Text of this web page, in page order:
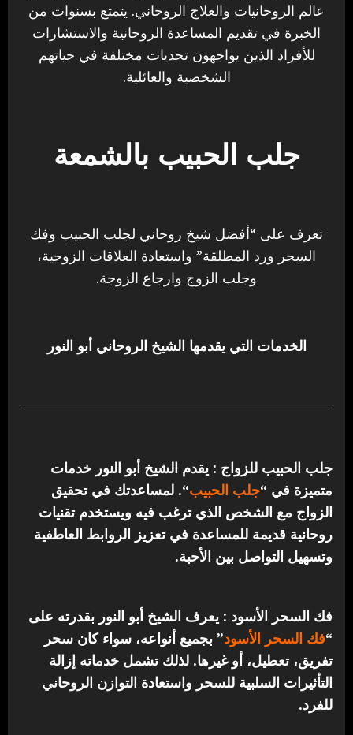
عالم الروحانيات والعلاج الروحاني. يتمتع بسنوات من
الخبرة في تقديم المساعدة الروحانية والاستشارات
للأفراد الذين يواجهون تحديات مختلفة في حياتهم
الشخصية والعائلية.
جلب الحبيب بالشمعة
تعرف على “أفضل شيخ روحاني لجلب الحبيب وفك
السحر ورد المطلقة” واستعادة العلاقات الزوجية،
وجلب الزوج وارجاع الزوجة.
الخدمات التي يقدمها الشيخ الروحاني أبو النور
جلب الحبيب للزواج : يقدم الشيخ أبو النور خدمات
متميزة في “جلب الحبيب“. لمساعدتك في تحقيق
الزواج مع الشخص الذي ترغب فيه ويستخدم تقنيات
روحانية قديمة للمساعدة في تعزيز الروابط العاطفية
وتسهيل التواصل بين الأحبة.
فك السحر الأسود : يعرف الشيخ أبو النور بقدرته على
“فك السحر الأسود” بجميع أنواعه، سواء كان سحر
تفريق، تعطيل، أو غيرها. لذلك تشمل خدماته إزالة
التأثيرات السلبية للسحر واستعادة التوازن الروحاني
للفرد.